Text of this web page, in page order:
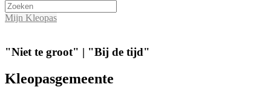
Mijn Kleopas
"Niet te groot" | "Bij de tijd"
Kleopasgemeente